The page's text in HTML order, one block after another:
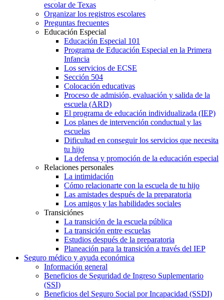
escolar de Texas
Organizar los registros escolares
Preguntas frecuentes
Educación Especial
Educación Especial 101
Programa de Educación Especial en la Primera
Infancia
Los servicios de ECSE
Sección 504
Colocación educativas
Proceso de admisión, evaluación y salida de la
escuela (ARD)
El programa de educación individualizada (IEP)
Los planes de intervención conductual y las
escuelas
Dificultad en conseguir los servicios que necesita
tu hijo
La defensa y promoción de la educación especial
Relaciones personales
La intimidación
Cómo relacionarte con la escuela de tu hijo
Las amistades después de la preparatoria
Los amigos y las habilidades sociales
Transiciónes
La transición de la escuela pública
La transición entre escuelas
Estudios después de la preparatoria
Planeación para la transición a través del IEP
Seguro médico y ayuda económica
Información general
Beneficios de Seguridad de Ingreso Suplementario
(SSI)
Beneficios del Seguro Social por Incapacidad (SSDI)